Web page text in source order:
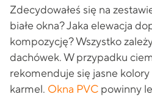
Zdecydowałeś się na
białe okna? Jaka elewacja
kompozycję? Wszystko
dachówek. W przypadku
rekomenduje się jasne
karmel. Okna PVC powinny